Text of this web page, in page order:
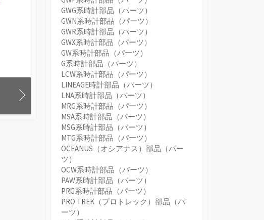
GWG系時計部品（パーツ）
GWN系時計部品（パーツ）
GWR系時計部品（パーツ）
GWX系時計部品（パーツ）
GW系時計部品（パーツ）
G系時計部品（パーツ）
LCW系時計部品（パーツ）
LINEAGE時計部品（パーツ）
LNA系時計部品（パーツ）
MRG系時計部品（パーツ）
MSA系時計部品（パーツ）
MSG系時計部品（パーツ）
MTG系時計部品（パーツ）
OCEANUS（オシアナス）部品（パー
ツ）
OCW系時計部品（パーツ）
PAW系時計部品（パーツ）
PRG系時計部品（パーツ）
PRO TREK（プロトレック）部品（パ
ーツ）